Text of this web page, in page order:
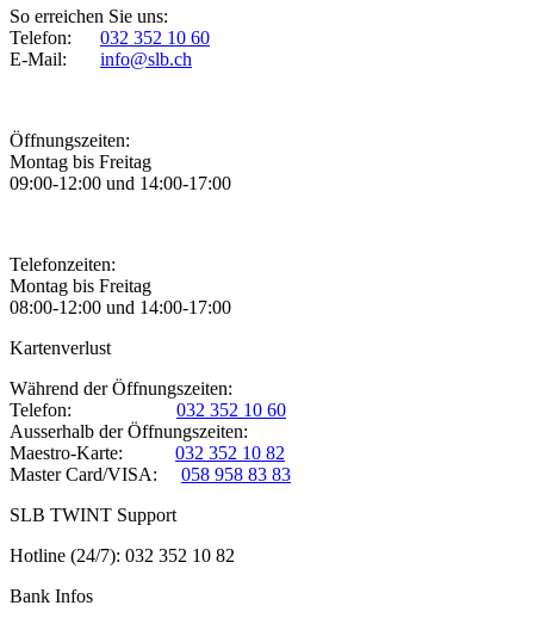
So erreichen Sie uns:
Telefon: 032 352 10 60
E-Mail: info@slb.ch
Öffnungszeiten:
Montag bis Freitag
09:00-12:00 und 14:00-17:00
Telefonzeiten:
Montag bis Freitag
08:00-12:00 und 14:00-17:00
Kartenverlust
Während der Öffnungszeiten:
Telefon: 032 352 10 60
Ausserhalb der Öffnungszeiten:
Maestro-Karte: 032 352 10 82
Master Card/VISA: 058 958 83 83
SLB TWINT Support
Hotline (24/7): 032 352 10 82
Bank Infos